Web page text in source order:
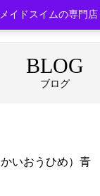
BLOG
ブログ
いおうひめ）青
イドスイムの専門店